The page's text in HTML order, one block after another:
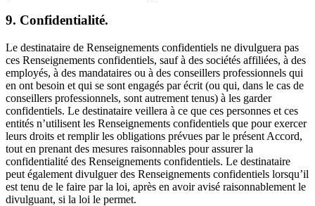
9. Confidentialité.
Le destinataire de Renseignements confidentiels ne divulguera pas
ces Renseignements confidentiels, sauf à des sociétés affiliées, à des
employés, à des mandataires ou à des conseillers professionnels qui
en ont besoin et qui se sont engagés par écrit (ou qui, dans le cas de
conseillers professionnels, sont autrement tenus) à les garder
confidentiels. Le destinataire veillera à ce que ces personnes et ces
entités n’utilisent les Renseignements confidentiels que pour exercer
leurs droits et remplir les obligations prévues par le présent Accord,
tout en prenant des mesures raisonnables pour assurer la
confidentialité des Renseignements confidentiels. Le destinataire
peut également divulguer des Renseignements confidentiels lorsqu’il
est tenu de le faire par la loi, après en avoir avisé raisonnablement le
divulguant, si la loi le permet.